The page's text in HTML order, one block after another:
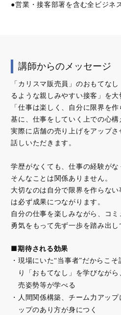
●営業・接客部署を含む全ビジネ
講師からのメッセージ
「カリスマ販売員」のおもてな
るような親しみやすい接客」を大
「仕事は楽しく、自分に限界を
基に、仕事をしていく上での心構
実際に店舗の売り上げをアップ
話しいただきます。
学歴がなくても、仕事の経験がな
そんなことは関係ありません。
大切なのは自分で限界を作らな
は必ず成果につながります。
自分の仕事を楽しみながら、コミ
勇気をもって先ず一歩を踏み出し
■期待される効果
現場にいた“当事者”だからこ
り「おもてなし」を学びなが
売姿勢等が学べる
人間関係構築、チーム力アッ
ップのあり方が身につく